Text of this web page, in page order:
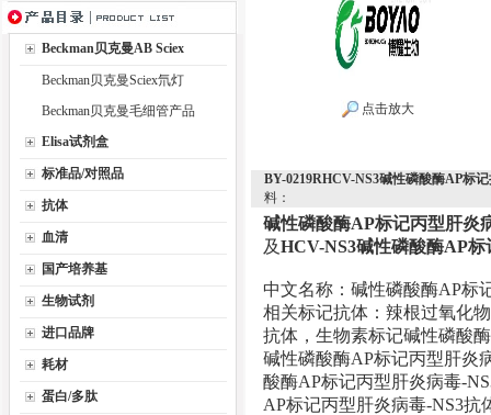
Beckman贝克曼AB Sciex
Beckman贝克曼Sciex氘灯
Beckman贝克曼毛细管产品
Elisa试剂盒
标准品/对照品
抗体
血清
国产培养基
生物试剂
进口品牌
耗材
蛋白/多肽
点击放大
BY-0219RHCV-NS3碱性磷酸酶AP标
料：
碱性磷酸酶AP标记丙型肝炎
及HCV-NS3碱性磷酸酶AP标
中文名称：碱性磷酸酶AP标
相关标记抗体：辣根过氧化
抗体，生物素标记碱性磷酸
碱性磷酸酶AP标记丙型肝炎
酸酶AP标记丙型肝炎病毒-
AP标记丙型肝炎病毒-NS3